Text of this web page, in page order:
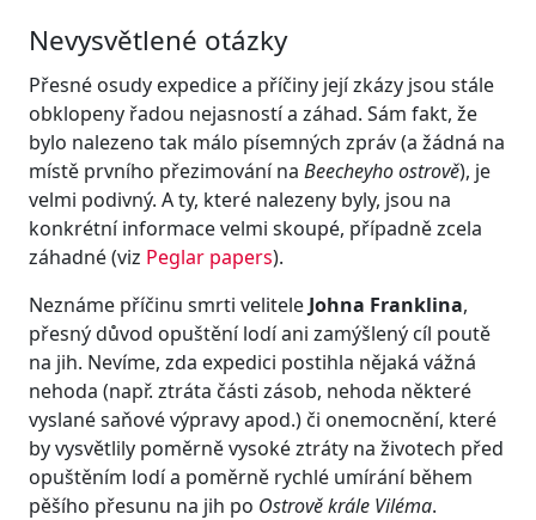
Nevysvětlené otázky
Přesné osudy expedice a příčiny její zkázy jsou stále
obklopeny řadou nejasností a záhad. Sám fakt, že
bylo nalezeno tak málo písemných zpráv (a žádná na
místě prvního přezimování na Beecheyho ostrově), je
velmi podivný. A ty, které nalezeny byly, jsou na
konkrétní informace velmi skoupé, případně zcela
záhadné (viz Peglar papers).
Neznáme příčinu smrti velitele Johna Franklina,
přesný důvod opuštění lodí ani zamýšlený cíl poutě
na jih. Nevíme, zda expedici postihla nějaká vážná
nehoda (např. ztráta části zásob, nehoda některé
vyslané saňové výpravy apod.) či onemocnění, které
by vysvětlily poměrně vysoké ztráty na životech před
opuštěním lodí a poměrně rychlé umírání během
pěšího přesunu na jih po Ostrově krále Viléma.